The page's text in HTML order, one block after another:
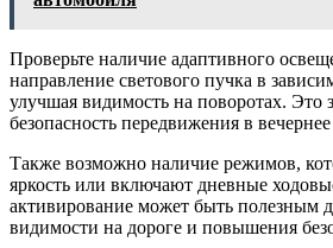
Проверьте наличие адаптивного
направление светового пучка в
улучшая видимость на поворотах. Это
безопасность передвижения в
Также возможно наличие режимов,
яркость или включают дневные
активирование может быть полезным
видимости на дороге и повышения